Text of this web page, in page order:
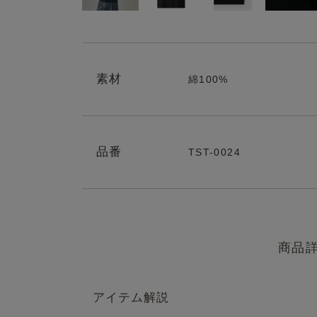
素材 綿100%
品番 TST-0024
商品
アイテム解説